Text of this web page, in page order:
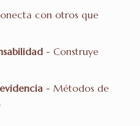
con otros que
- Construye
- Métodos de